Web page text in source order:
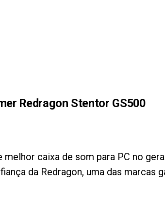
Redragon Stentor GS500
melhor caixa de som para PC no
da Redragon, uma das marcas